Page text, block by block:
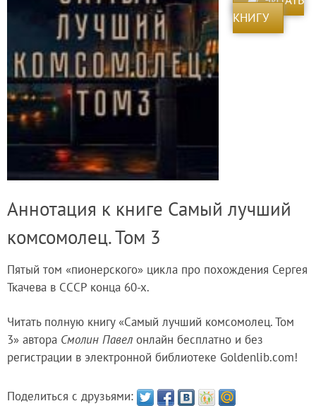
КНИГУ
Аннотация к книге Самый лучший
комсомолец. Том 3
Пятый том «пионерского» цикла про похождения Сергея
Ткачева в СССР конца 60-х.
Читать полную книгу «Самый лучший комсомолец. Том
3» автора Смолин Павел онлайн бесплатно и без
регистрации в электронной библиотеке Goldenlib.com!
Поделиться с друзьями: